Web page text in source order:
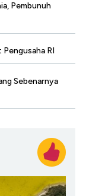
Pembunuh
Pengusaha RI
Sebenarnya